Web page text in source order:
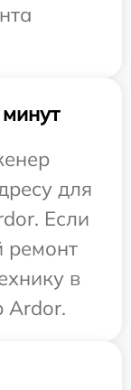
для
Если
ремонт
в
Ardor.